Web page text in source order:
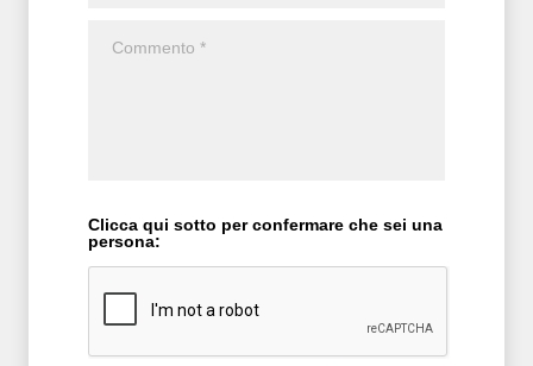
Clicca qui sotto per confermare che sei una
persona: